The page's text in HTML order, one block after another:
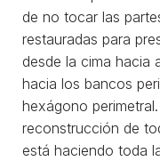
de no tocar las
restauradas para
desde la cima hacia
hacia los bancos
hexágono
reconstrucción de
está haciendo toda